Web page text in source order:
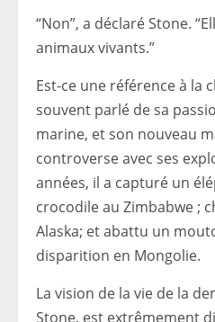
“Non”, a déclaré Stone.
animaux vivants.”
Est-ce une référence à la
souvent parlé de sa
marine, et son nouveau
controverse avec ses
années, il a capturé un
crocodile au Zimbabwe ;
Alaska; et abattu un
disparition en Mongolie.
La vision de la vie de la
Stone, est extrêmement